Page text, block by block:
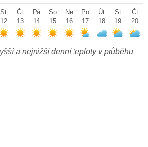
St
12
Čt
13
Pá
14
So
15
Ne
16
Po
17
Út
18
St
19
Čt
20
a nejnižší denní teploty v průběhu